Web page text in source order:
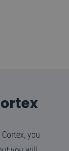
you